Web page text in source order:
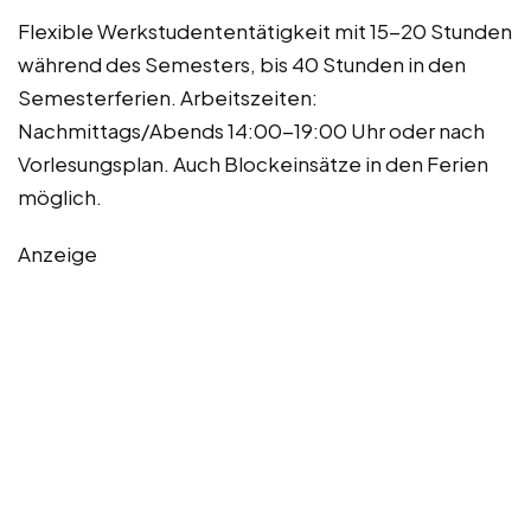
Flexible Werkstudententätigkeit mit 15-20 Stunden
während des Semesters, bis 40 Stunden in den
Semesterferien. Arbeitszeiten:
Nachmittags/Abends 14:00-19:00 Uhr oder nach
Vorlesungsplan. Auch Blockeinsätze in den Ferien
möglich.
Anzeige